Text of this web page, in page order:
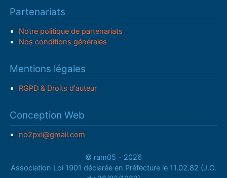
Partenariats
Notre politique de partenariats
Nos conditions générales
Mentions légales
RGPD & Droits d'auteur
Conception Web
no2pxl@gmail.com
© ram05 - 2026
Association Loi 1901 déclarée en Préfecture le 11.02.82 (J.O.